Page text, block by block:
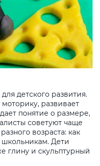
детского развития.
развивает
понятие о размере,
советуют чаще
возраста: как
Дети
глину и скульптурный